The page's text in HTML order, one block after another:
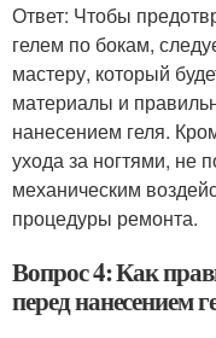
Ответ: Чтобы
гелем по бокам,
мастеру, который
материалы и
нанесением геля.
ухода за ногтями, не
механическим
процедуры ремонта.
Вопрос 4: Как
перед нанесением